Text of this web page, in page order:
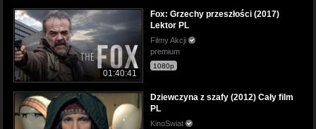
01:40:41
Fox: Grzechy przeszłości (2017)
Lektor PL
Filmy Akcji
premium
1080p
Dziewczyna z szafy (2012) Cały film
PL
KinoSwiat